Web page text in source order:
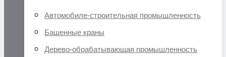
Автомобиле-строительная промышленность
Башенные краны
Дерево-обрабатывающая промышленность